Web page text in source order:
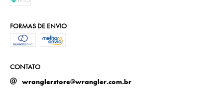
FORMAS DE ENVIO
CONTATO
wranglerstore@wrangler.com.br